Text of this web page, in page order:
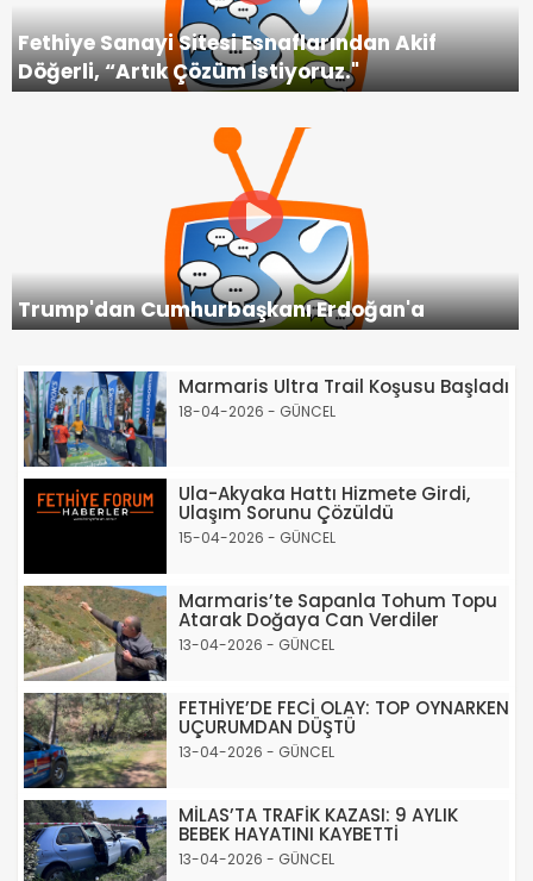
Fethiye Sanayi Sitesi Esnaflarından Akif
Döğerli, “Artık Çözüm İstiyoruz."
Trump'dan Cumhurbaşkanı Erdoğan'a
Marmaris Ultra Trail Koşusu Başladı
18-04-2026 - GÜNCEL
Ula-Akyaka Hattı Hizmete Girdi,
Ulaşım Sorunu Çözüldü
15-04-2026 - GÜNCEL
Marmaris’te Sapanla Tohum Topu
Atarak Doğaya Can Verdiler
13-04-2026 - GÜNCEL
FETHİYE’DE FECİ OLAY: TOP OYNARKEN
UÇURUMDAN DÜŞTÜ
13-04-2026 - GÜNCEL
MİLAS’TA TRAFİK KAZASI: 9 AYLIK
BEBEK HAYATINI KAYBETTİ
13-04-2026 - GÜNCEL